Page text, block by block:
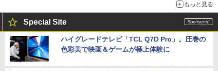
もっと見る
Special Site
ハイグレードテレビ「TCL Q7D Pro」。圧巻の
色彩美で映画＆ゲームが極上体験に